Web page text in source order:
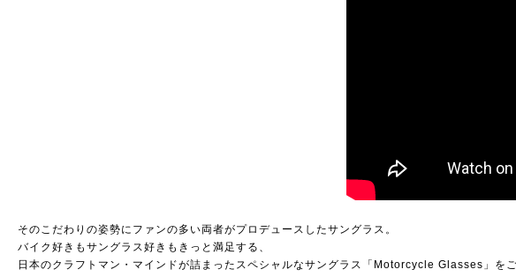
そのこだわりの姿勢にファンの多い両者がプロデュースしたサングラス。
バイク好きもサングラス好きもきっと満足する、
日本のクラフトマン・マインドが詰まったスペシャルなサングラス「Motorcycle Glasses」をご